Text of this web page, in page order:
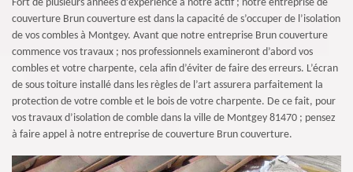
Fort de plusieurs années d’expérience à notre actif ; notre entreprise de
couverture Brun couverture est dans la capacité de s’occuper de l’isolation
de vos combles à Montgey. Avant que notre entreprise Brun couverture
commence vos travaux ; nos professionnels examineront d’abord vos
combles et votre charpente, cela afin d’éviter de faire des erreurs. L’écran
de sous toiture installé dans les règles de l’art assurera parfaitement la
protection de votre comble et le bois de votre charpente. De ce fait, pour
vos travaux d’isolation de comble dans la ville de Montgey 81470 ; pensez
à faire appel à notre entreprise de couverture Brun couverture.